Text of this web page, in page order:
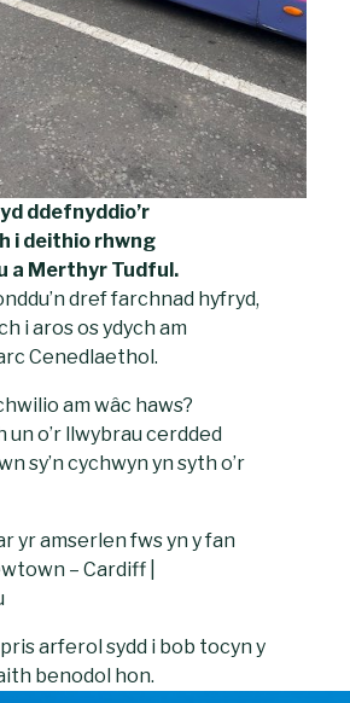
ddefnyddio’r
i deithio rhwng
a Merthyr Tudful.
dref farchnad hyfryd,
i aros os ydych am
Cenedlaethol.
am wâc haws?
un o’r llwybrau cerdded
sy’n cychwyn yn syth o’r
yr amserlen fws yn y fan
– Cardiff |
pris arferol sydd i bob tocyn y
benodol hon.